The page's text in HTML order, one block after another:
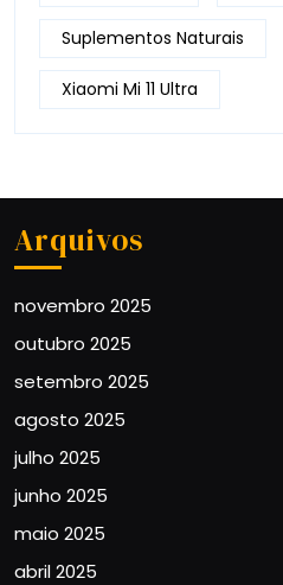
Suplementos Naturais
Xiaomi Mi 11 Ultra
Arquivos
novembro 2025
outubro 2025
setembro 2025
agosto 2025
julho 2025
junho 2025
maio 2025
abril 2025